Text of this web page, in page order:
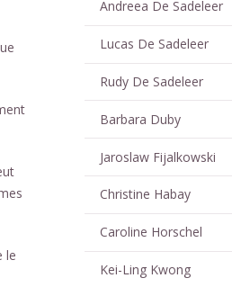
le
Andreea De Sadeleer
Lucas De Sadeleer
Rudy De Sadeleer
Barbara Duby
Jaroslaw Fijalkowski
Christine Habay
Caroline Horschel
Kei-Ling Kwong